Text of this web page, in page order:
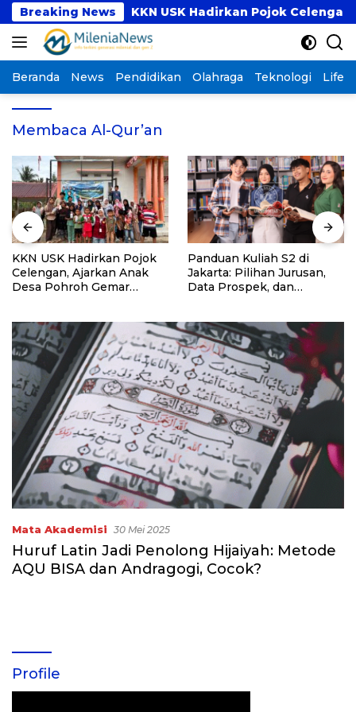
Langsung
ke
konten
Breaking News
PKM KKN USK Hadirkan Pojok Celengan,
Beranda News Pendidikan Olahraga Teknologi
Membaca Al-Qur’an
KKN USK Hadirkan Pojok
Celengan, Ajarkan Anak
Desa Pohroh Gemar
Panduan Kuliah S2 di
Jakarta: Pilihan Jurusan,
Data Prospek, dan
Mata Akademisi 30 Mei 2025
Huruf Latin Jadi Penolong Hijaiyah: Metode
AQU BISA dan Andragogi, Cocok?
Profile